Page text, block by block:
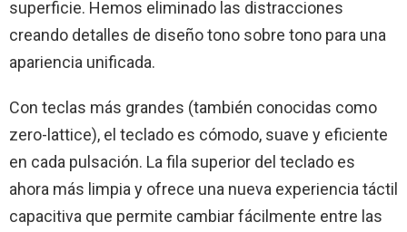
superficie. Hemos eliminado las distracciones
creando detalles de diseño tono sobre tono para una
apariencia unificada.
Con teclas más grandes (también conocidas como
zero-lattice), el teclado es cómodo, suave y eficiente
en cada pulsación. La fila superior del teclado es
ahora más limpia y ofrece una nueva experiencia táctil
capacitiva que permite cambiar fácilmente entre las